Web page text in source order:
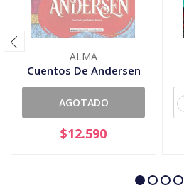
ALMA
Cuentos De Andersen
AGOTADO
$12.590